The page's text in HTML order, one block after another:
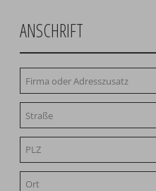
ANSCHRIFT